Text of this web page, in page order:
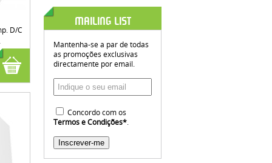
D/C
MAILING LIST
Mantenha-se a par de todas
as promoções exclusivas
directamente por email.
Concordo com os
Termos e Condições*